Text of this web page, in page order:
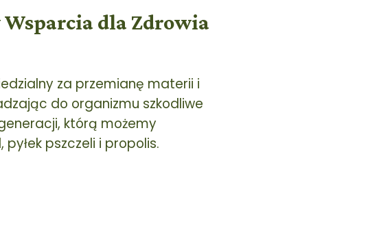
dla Zdrowia
za przemianę materii i
do organizmu szkodliwe
którą możemy
pszczeli i propolis.